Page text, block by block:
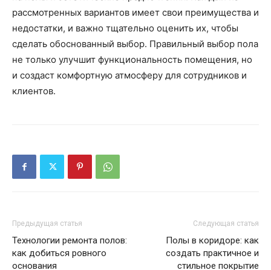
рассмотренных вариантов имеет свои преимущества и
недостатки, и важно тщательно оценить их, чтобы
сделать обоснованный выбор. Правильный выбор пола
не только улучшит функциональность помещения, но
и создаст комфортную атмосферу для сотрудников и
клиентов.
Предыдущая статья
Технологии ремонта полов:
как добиться ровного
основания
Следующая статья
Полы в коридоре: как
создать практичное и
стильное покрытие